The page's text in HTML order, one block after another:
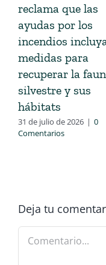
reclama que las
ayudas por los
incendios
medidas para
recuperar la
silvestre y sus
hábitats
31 de julio de 2026 | 0
Comentarios
Deja tu
Comentario